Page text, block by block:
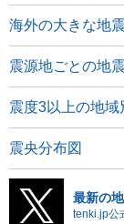
海外の大きな地震
震源地ごとの地
震度3以上の地域
震央分布図
最新の
tenki.jp公